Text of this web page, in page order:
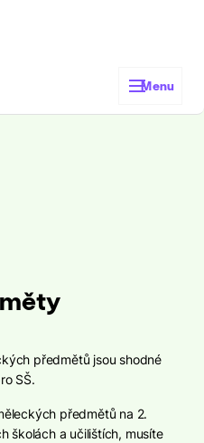
Menu
Jak začít učit na střední škole
předmětů jsou shodné
SŠ.
předmětů na 2.
školách a učilištích, musíte